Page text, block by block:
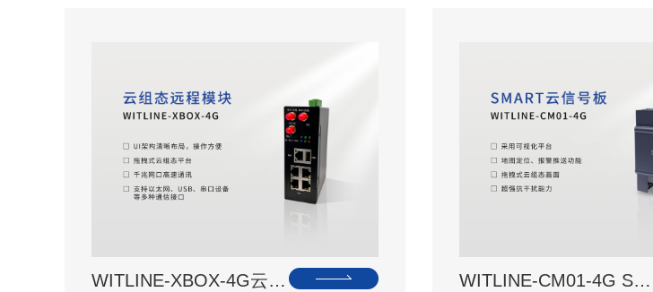
WITLINE-XBOX-4G云… WITLINE-CM01-4G S…